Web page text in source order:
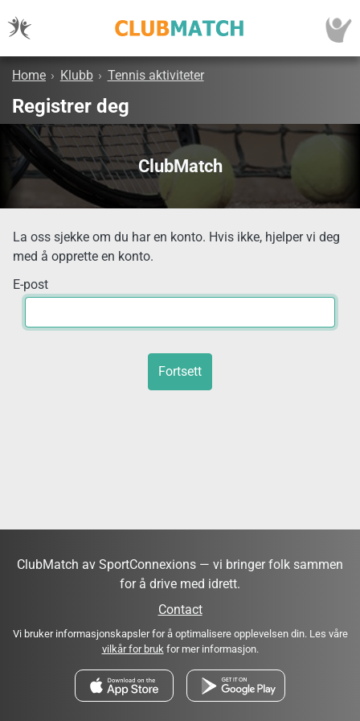
Home › Klubb › Tennis aktiviteter
Registrer deg
ClubMatch
La oss sjekke om du har en konto. Hvis ikke, hjelper vi deg
med å opprette en konto.
E-post
Fortsett
ClubMatch av SportConnexions — vi bringer folk sammen
for å drive med idrett.
Contact
Vi bruker informasjonskapsler for å optimalisere opplevelsen din. Les våre
vilkår for brukfor mer informasjon.